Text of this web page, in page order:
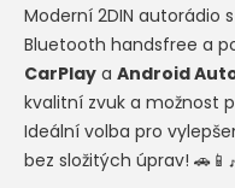
Moderní 2DIN autorádio
Bluetooth handsfree a
CarPlay a Android
kvalitní zvuk a možnost
Ideální volba pro
bez složitých úprav!